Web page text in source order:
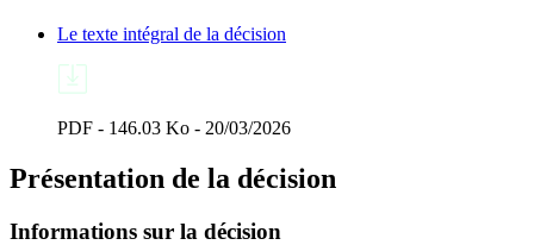
Le texte intégral de la décision
PDF - 146.03 Ko - 20/03/2026
Présentation de la décision
Informations sur la décision